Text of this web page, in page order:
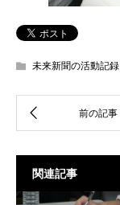
未来新聞の活動記録
関連記事